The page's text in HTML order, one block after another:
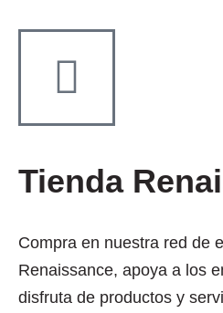
Tienda
Compra en nuestra red de
Renaissance, apoya a los
disfruta de productos y